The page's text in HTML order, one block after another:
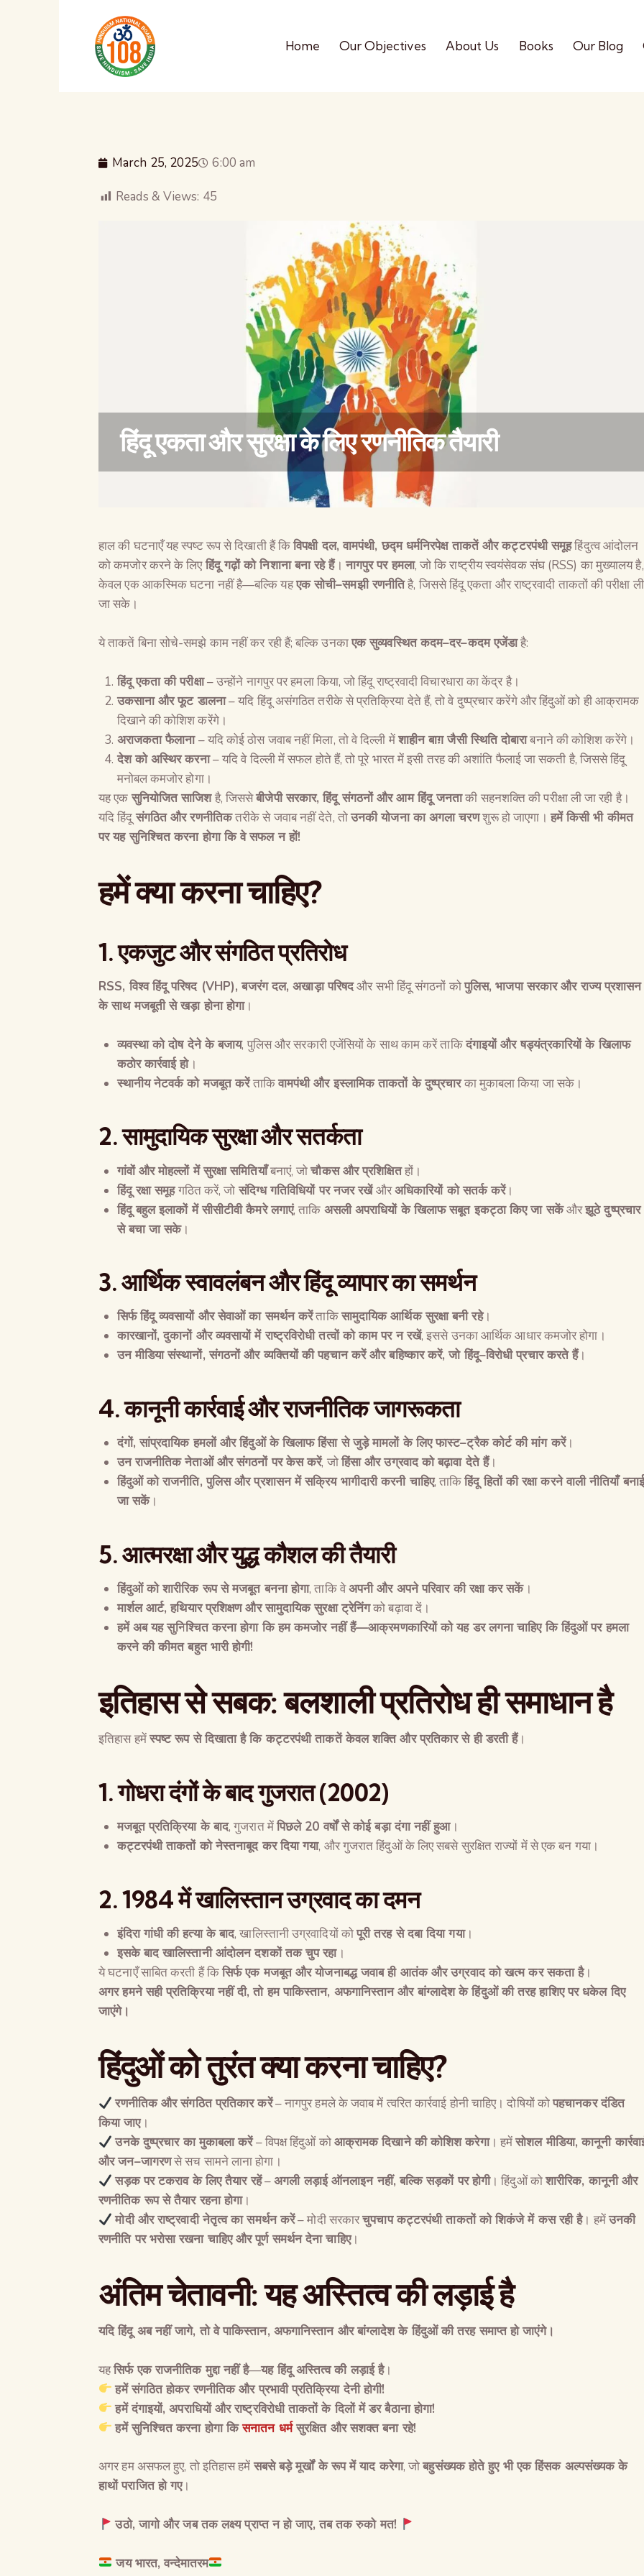
Home Our Objectives About Us Books Our Blog
March 25, 2025 6:00 am
Reads & Views: 45
हिंदू एकता और सुरक्षा के लिए रणनीतिक तैयारी
हाल की घटनाएँ यह स्पष्ट रूप से दिखाती हैं किविपक्षी दल,वामपंथी,छद्म धर्मनिरपेक्ष ताकतें और कट्टरपंथी समूहहिंदुत्व आंदोलन
को कमजोर करने के लिएहिंदू गढ़ों को निशाना बना रहे हैं।नागपुर पर हमला, जो कि राष्ट्रीय स्वयंसेवक संघ (RSS) का मुख्यालय है,
केवल एक आकस्मिक घटना नहीं है—बल्कि यहएक सोची–समझी रणनीतिहै, जिससे हिंदू एकता और राष्ट्रवादी ताकतों की परीक्षा ली
जा सके।
ये ताकतें बिना सोचे-समझे काम नहीं कर रही हैं; बल्कि उनकाएक सुव्यवस्थित कदम–दर–कदम एजेंडाहै:
हिंदू एकता की परीक्षा– उन्होंने नागपुर पर हमला किया, जो हिंदू राष्ट्रवादी विचारधारा का केंद्र है।
उकसाना और फूट डालना– यदि हिंदू असंगठित तरीके से प्रतिक्रिया देते हैं, तो वे दुष्प्रचार करेंगे और हिंदुओं को ही आक्रामक
दिखाने की कोशिश करेंगे।
अराजकता फैलाना– यदि कोई ठोस जवाब नहीं मिला, तो वे दिल्ली मेंशाहीन बाग़ जैसी स्थिति दोबाराबनाने की कोशिश करेंगे।
देश को अस्थिर करना– यदि वे दिल्ली में सफल होते हैं, तो पूरे भारत में इसी तरह की अशांति फैलाई जा सकती है, जिससे हिंदू
मनोबल कमजोर होगा।
यह एकसुनियोजित साजिशहै, जिससेबीजेपी सरकार,हिंदू संगठनों और आम हिंदू जनताकी सहनशक्ति की परीक्षा ली जा रही है।
यदि हिंदूसंगठित और रणनीतिकतरीके से जवाब नहीं देते, तोउनकी योजना का अगला चरणशुरू हो जाएगा।हमें किसी भी कीमत
पर यह सुनिश्चित करना होगा कि वे सफल न हों!
हमें क्या करना चाहिए?
1.एकजुट और संगठित प्रतिरोध
RSS,विश्व हिंदू परिषद (VHP),बजरंग दल,अखाड़ा परिषदऔर सभी हिंदू संगठनों कोपुलिस,भाजपा सरकार और राज्य प्रशासन
के साथ मजबूती से खड़ा होना होगा।
व्यवस्था को दोष देने के बजाय, पुलिस और सरकारी एजेंसियों के साथ काम करें ताकिदंगाइयों और षड्यंत्रकारियों के खिलाफ
कठोर कार्रवाई हो।
स्थानीय नेटवर्क को मजबूत करेंताकिवामपंथी और इस्लामिक ताकतों के दुष्प्रचारका मुकाबला किया जा सके।
2.सामुदायिक सुरक्षा और सतर्कता
गांवों और मोहल्लों में सुरक्षा समितियाँबनाएं, जोचौकस और प्रशिक्षितहों।
हिंदू रक्षा समूहगठित करें, जोसंदिग्ध गतिविधियों पर नजर रखेंऔरअधिकारियों को सतर्क करें।
हिंदू बहुल इलाकों में सीसीटीवी कैमरे लगाएं, ताकि असली अपराधियों के खिलाफ सबूत इकट्ठा किए जा सकेंऔरझूठे दुष्प्रचार
से बचा जा सके।
3.आर्थिक स्वावलंबन और हिंदू व्यापार का समर्थन
सिर्फ हिंदू व्यवसायों और सेवाओं का समर्थन करेंताकिसामुदायिक आर्थिक सुरक्षा बनी रहे।
कारखानों,दुकानों और व्यवसायों में राष्ट्रविरोधी तत्वों को काम पर न रखें, इससे उनका आर्थिक आधार कमजोर होगा।
उन मीडिया संस्थानों,संगठनों और व्यक्तियों की पहचान करें और बहिष्कार करें,जो हिंदू–विरोधी प्रचार करते हैं।
4.कानूनी कार्रवाई और राजनीतिक जागरूकता
दंगों,सांप्रदायिक हमलों और हिंदुओं के खिलाफ हिंसा से जुड़े मामलों के लिए फास्ट–ट्रैक कोर्ट की मांग करें।
उन राजनीतिक नेताओं और संगठनों पर केस करें, जोहिंसा और उग्रवाद को बढ़ावा देते हैं।
हिंदुओं को राजनीति,पुलिस और प्रशासन में सक्रिय भागीदारी करनी चाहिए, ताकिहिंदू हितों की रक्षा करने वाली नीतियाँ बनाई
जा सकें।
5.आत्मरक्षा और युद्ध कौशल की तैयारी
हिंदुओं को शारीरिक रूप से मजबूत बनना होगा, ताकि वेअपनी और अपने परिवार की रक्षा कर सकें।
मार्शल आर्ट,हथियार प्रशिक्षण और सामुदायिक सुरक्षा ट्रेनिंगको बढ़ावा दें।
हमें अब यह सुनिश्चित करना होगा कि हम कमजोर नहीं हैं—आक्रमणकारियों को यह डर लगना चाहिए कि हिंदुओं पर हमला
करने की कीमत बहुत भारी होगी!
इतिहास से सबक:बलशाली प्रतिरोध ही समाधान है
इतिहास हमेंस्पष्ट रूप से दिखाता है कि कट्टरपंथी ताकतें केवल शक्ति और प्रतिकार से ही डरती हैं।
1.गोधरा दंगों के बाद गुजरात(2002)
मजबूत प्रतिक्रिया के बाद, गुजरात मेंपिछले 20वर्षों से कोई बड़ा दंगा नहीं हुआ।
कट्टरपंथी ताकतों को नेस्तनाबूद कर दिया गया, और गुजरात हिंदुओं के लिए सबसे सुरक्षित राज्यों में से एक बन गया।
2. 1984में खालिस्तान उग्रवाद का दमन
इंदिरा गांधी की हत्या के बाद, खालिस्तानी उग्रवादियों कोपूरी तरह से दबा दिया गया।
इसके बाद खालिस्तानी आंदोलन दशकों तक चुप रहा।
ये घटनाएँ साबित करती हैं किसिर्फ एक मजबूत और योजनाबद्ध जवाब ही आतंक और उग्रवाद को खत्म कर सकता है।
अगर हमने सही प्रतिक्रिया नहीं दी,तो हम पाकिस्तान, अफगानिस्तान और बांग्लादेश के हिंदुओं की तरह हाशिए पर धकेल दिए
जाएंगे।
हिंदुओं को तुरंत क्या करना चाहिए?
रणनीतिक और संगठित प्रतिकार करें– नागपुर हमले के जवाब में त्वरित कार्रवाई होनी चाहिए। दोषियों कोपहचानकर दंडित
किया जाए।
उनके दुष्प्रचार का मुकाबला करें– विपक्ष हिंदुओं कोआक्रामक दिखाने की कोशिश करेगा। हमेंसोशल मीडिया,कानूनी
और जन–जागरणसे सच सामने लाना होगा।
सड़क पर टकराव के लिए तैयार रहें–अगली लड़ाई ऑनलाइन नहीं,बल्कि सड़कों पर होगी। हिंदुओं कोशारीरिक,कानूनी और
रणनीतिक रूप से तैयार रहना होगा।
मोदी और राष्ट्रवादी नेतृत्व का समर्थन करें– मोदी सरकारचुपचाप कट्टरपंथी ताकतों को शिकंजे में कस रही है। हमेंउनकी
रणनीति पर भरोसा रखना चाहिए और पूर्ण समर्थन देना चाहिए।
अंतिम चेतावनी:यह अस्तित्व की लड़ाई है
यदि हिंदू अब नहीं जागे,तो वे पाकिस्तान, अफगानिस्तान और बांग्लादेश के हिंदुओं की तरह समाप्त हो जाएंगे।
यहसिर्फ एक राजनीतिक मुद्दा नहीं है—यह हिंदू अस्तित्व की लड़ाई है।
हमें संगठित होकर रणनीतिक और प्रभावी प्रतिक्रिया देनी होगी!
हमें दंगाइयों, अपराधियों और राष्ट्रविरोधी ताकतों के दिलों में डर बैठाना होगा!
हमें सुनिश्चित करना होगा किसनातन धर्मसुरक्षित और सशक्त बना रहे!
अगर हम असफल हुए, तो इतिहास हमेंसबसे बड़े मूर्खों के रूप में याद करेगा, जोबहुसंख्यक होते हुए भी एक हिंसक अल्पसंख्यक के
हाथों पराजित हो गए।
उठो,जागो और जब तक लक्ष्य प्राप्त न हो जाए,तब तक रुको मत!
जय भारत,वन्देमातरम
वैश्विक कुरुक्षेत्र